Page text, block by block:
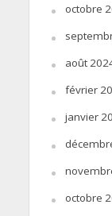
octobre
août
février
janvier
octobre